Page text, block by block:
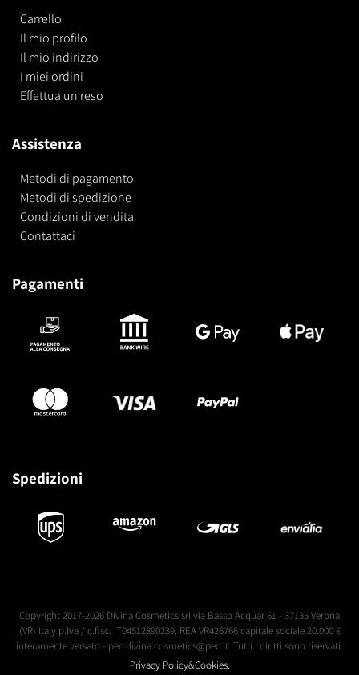
Carrello
Il mio profilo
Il mio indirizzo
I miei ordini
Effettua un reso
Assistenza
Metodi di pagamento
Metodi di spedizione
Condizioni di vendita
Contattaci
Pagamenti
Spedizioni
Copyright 2017-2026 Divina Cosmetics srl via Basso Acquar 61 - 37135 Verona
(VR) Italy p.iva / c.fisc. IT04512890239, REA VR426766 capitale sociale 20.000 €
interamente versato - pec divina.cosmetics@pec.it. Tutti i diritti sono riservati.
Privacy Policy&Cookies.